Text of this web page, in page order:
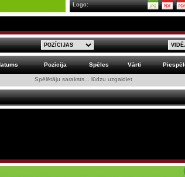
Logo:
Pozīcija Spēles Vārti
Spēlētāju saraksts... lūdzu uzgaidiet